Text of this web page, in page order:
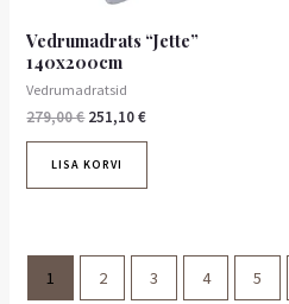
Vedrumadrats “Jette”
140x200cm
Vedrumadratsid
279,00€ 251,10€
LISA KORVI
1 2 3 4 5